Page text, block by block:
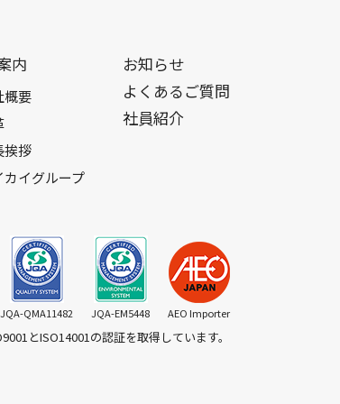
内
概要
挨拶
カイグループ
お知らせ
よくあるご質問
社員紹介
JQA-QMA11482 JQA-EM5448 AEO Importer
とISO14001の認証を取得しています。